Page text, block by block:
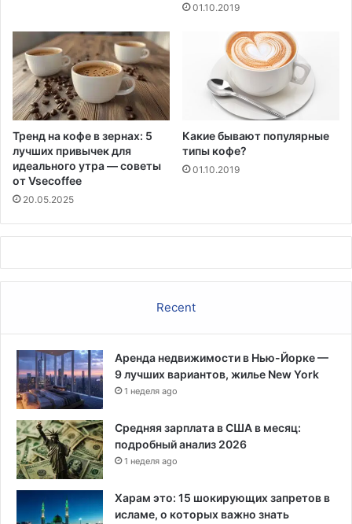
01.10.2019
Тренд на кофе в зернах: 5
лучших привычек для
идеального утра — советы
от Vsecoffee
20.05.2025
Какие бывают популярные
типы кофе?
01.10.2019
Recent
Аренда недвижимости в Нью-Йорке —
9 лучших вариантов, жилье New York
1 неделя ago
Средняя зарплата в США в месяц:
подробный анализ 2026
1 неделя ago
Харам это: 15 шокирующих запретов в
исламе, о которых важно знать